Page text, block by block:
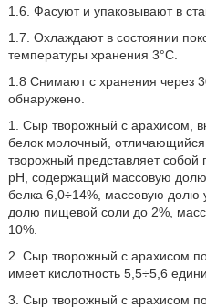
1.6. Фасуют и упаковывают в
1.7. Охлаждают в состоянии
температуры хранения 3°С.
1.8 Снимают с хранения через
обнаружено.
1. Сыр творожный с арахисом,
белок молочный, отличающийся
творожный представляет собой
рН, содержащий массовую
белка 6,0÷14%, массовую долю
долю пищевой соли до 2%,
10%.
2. Сыр творожный с арахисом
имеет кислотность 5,5÷5,6
3. Сыр творожный с арахисом